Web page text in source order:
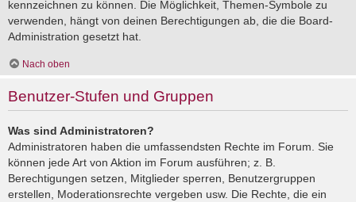
kennzeichnen zu können. Die Möglichkeit, Themen-Symbole zu
verwenden, hängt von deinen Berechtigungen ab, die die Board-
Administration gesetzt hat.
Nach oben
Benutzer-Stufen und Gruppen
Was sind Administratoren?
Administratoren haben die umfassendsten Rechte im Forum. Sie
können jede Art von Aktion im Forum ausführen; z. B.
Berechtigungen setzen, Mitglieder sperren, Benutzergruppen
erstellen, Moderationsrechte vergeben usw. Die Rechte, die ein